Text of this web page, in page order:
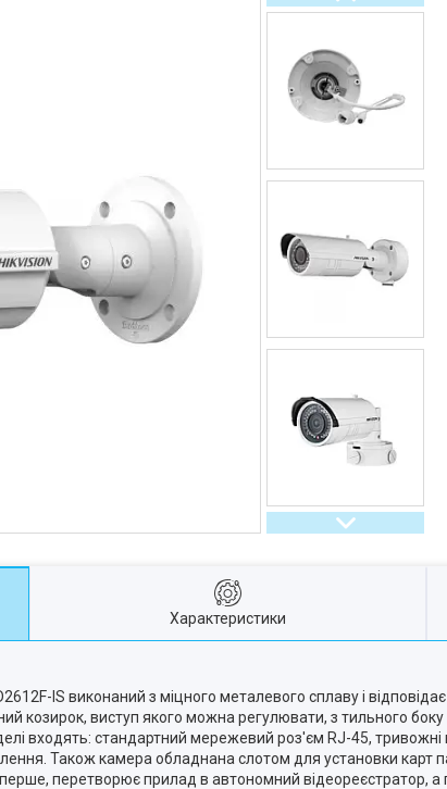
Характеристики
IS виконаний з міцного металевого сплаву і
козирок, виступ якого можна регулювати, з тильного
входять: стандартний мережевий роз'єм RJ-45, тривожні
Також камера обладнана слотом для установки карт
перетворює прилад в автономний відеореєстратор, а